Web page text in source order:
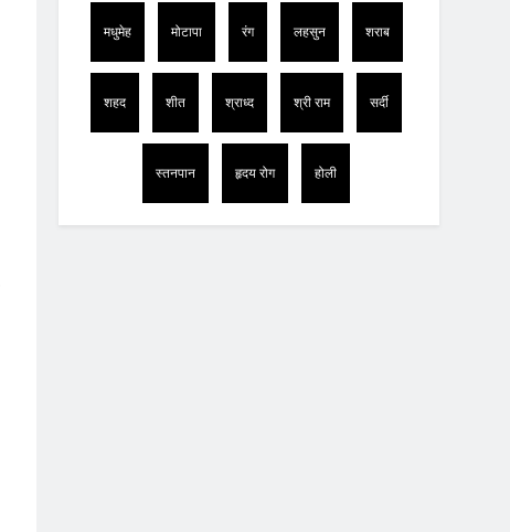
मधुमेह मोटापा रंग लहसुन शराब
शहद शीत श्राध्द श्री राम सर्दी
स्तनपान हृदय रोग होली